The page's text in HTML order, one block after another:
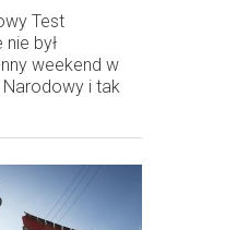
Test
był
weekend w
Narodowy i tak